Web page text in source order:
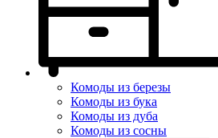
Комоды из березы
Комоды из бука
Комоды из дуба
Комоды из сосны